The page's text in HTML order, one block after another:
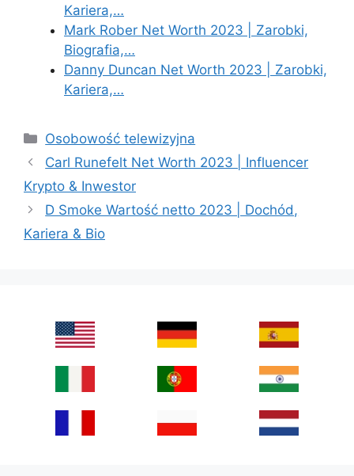
Kariera,…
Mark Rober Net Worth 2023 | Zarobki,
Biografia,…
Danny Duncan Net Worth 2023 | Zarobki,
Kariera,…
Categories
Osobowość telewizyjna
Carl Runefelt Net Worth 2023 | Influencer
Krypto & Inwestor
D Smoke Wartość netto 2023 | Dochód,
Kariera & Bio